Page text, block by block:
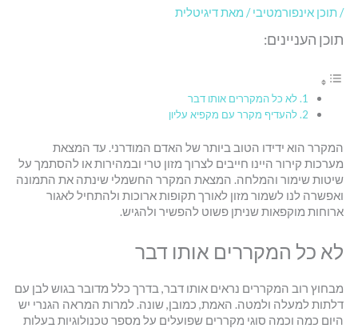
/תוכן אינפורמטיבי/ מאתדיגיטלית
תוכן העניינים:
לא כל המקררים אותו דבר
להעדיף מקרר עם מקפיא עליון
המקרר הוא ידידו הטוב ביותר של האדם המודרני. עד המצאת
מערכות קירור היינו חייבים לצרוך מזון טרי ובמהירות או להסתמך על
שיטות שימור והמלחה. המצאת המקרר החשמלי שינתה את התמונה
ואפשרה לנו לשמור מזון לאורך תקופות ארוכות ולהתחיל לאגור
ארוחות מוקפאות שניתן פשוט להפשיר ולהגיש.
לא כל המקררים אותו דבר
מבחוץ רוב המקררים נראים אותו דבר, בדרך כלל מדובר בגוש לבן עם
דלתות למעלה ולמטה. האמת, כמובן, שונה. למרות המראה הגנרי יש
היום כמה וכמה סוגי מקררים שפועלים על מספר טכנולוגיות בעלות